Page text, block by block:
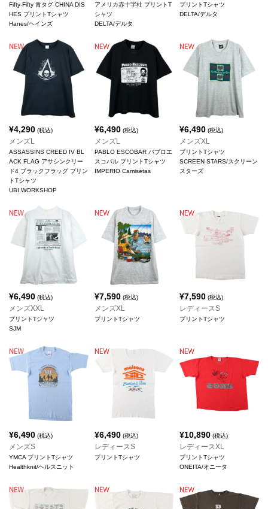
Fifty-Fifty 青タグ CHINA DIS
HES プリントTシャツ
Hanes/ヘインズ
アメリカ赤十字社 プリントT
シャツ
DELTA/デルタ
プリントTシャツ
DELTA/デルタ
¥4,290 (税込)
メンズL
ASSASSINS CREED IV BL
ACK FLAG アサシンクリー
ド4 ブラックフラッグ プリン
トTシャツ
UBI WORKSHOP
¥6,490(税込)
メンズL
PABLO ESCOBAR パブロエ
スコバル プリントTシャツ
IMPERIO Camisetas
¥6,490 (税込)
メンズXL
プリントTシャツ
SCREEN STARS/スクリーン
スターズ
¥6,490 (税込)
メンズXXL
プリントTシャツ
SJM
¥7,590(税込)
メンズXL
プリントTシャツ
¥7,590 (税込)
レディースS
プリントTシャツ
¥6,490 (税込)
メンズS
YMCA プリントTシャツ
Healthknit/ヘルスニット
¥6,490(税込)
レディースS
プリントTシャツ
¥10,890 (税込)
レディースXL
プリントTシャツ
ONEITA/オニータ